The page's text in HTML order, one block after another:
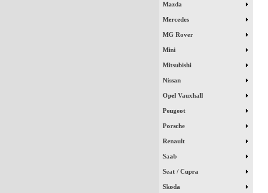
Mazda
Mercedes
MG Rover
Mini
Mitsubishi
Nissan
Opel Vauxhall
Peugeot
Porsche
Renault
Saab
Seat / Cupra
Skoda